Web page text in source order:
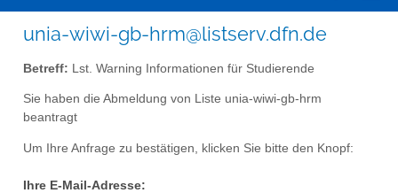
unia-wiwi-gb-hrm@listserv.dfn.de
Betreff: Lst. Warning Informationen für Studierende
Sie haben die Abmeldung von Liste unia-wiwi-gb-hrm
beantragt
Um Ihre Anfrage zu bestätigen, klicken Sie bitte den Knopf:
Ihre E-Mail-Adresse: